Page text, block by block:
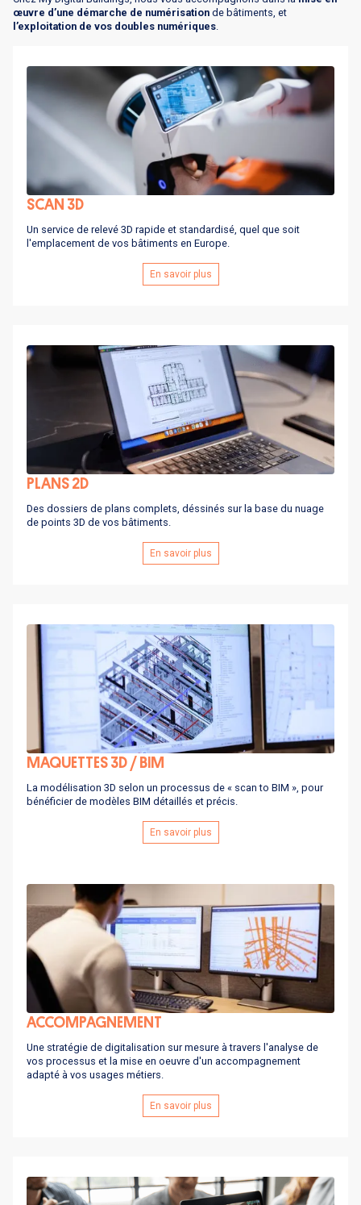
œuvre d’une démarche de numérisation de bâtiments, et
l’exploitation de vos doubles numériques.
SCAN 3D
Un service de relevé 3D rapide et standardisé, quel que soit
l'emplacement de vos bâtiments en Europe.
En savoir plus
PLANS 2D
Des dossiers de plans complets, déssinés sur la base du nuage
de points 3D de vos bâtiments.
En savoir plus
MAQUETTES 3D / BIM
La modélisation 3D selon un processus de « scan to BIM », pour
bénéficier de modèles BIM détaillés et précis.
En savoir plus
ACCOMPAGNEMENT
Une stratégie de digitalisation sur mesure à travers l'analyse de
vos processus et la mise en oeuvre d'un accompagnement
adapté à vos usages métiers.
En savoir plus